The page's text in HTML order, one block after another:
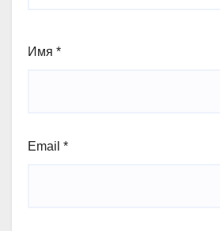
Имя *
Email *